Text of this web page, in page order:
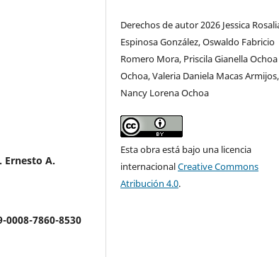
Ernesto A.
7860-8530
Derechos de autor 2026 Jessica
Espinosa González, Oswaldo Fabricio
Romero Mora, Priscila Gianella Ochoa
Ochoa, Valeria Daniela Macas Armijos,
Nancy Lorena Ochoa
Esta obra está bajo una licencia
internacionalCreative Commons
Atribución 4.0.